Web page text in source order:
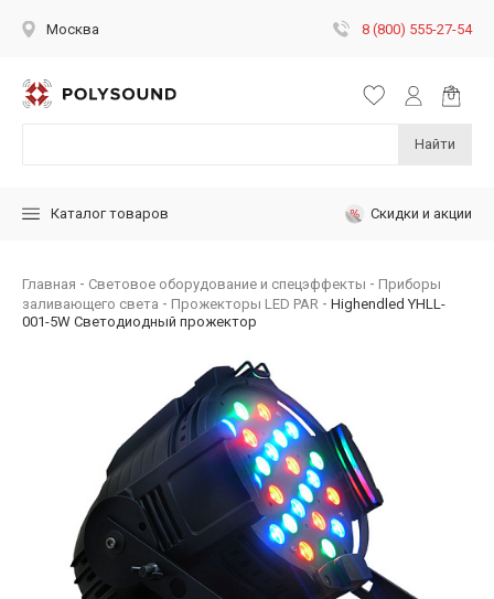
Москва 8 (800) 555-27-54
Найти
Каталог товаров Скидки и акции
Главная Световое оборудование и спецэффекты
Приборы
заливающего света
Прожекторы LED PAR
Highendled YHLL-
001-5W Светодиодный прожектор